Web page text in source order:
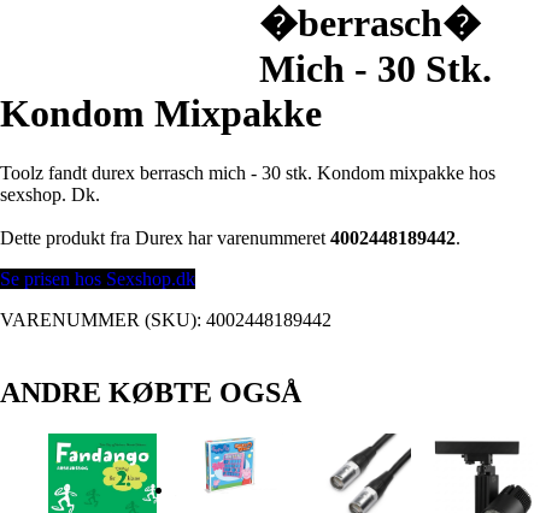
�berrasch�
Mich - 30 Stk.
Kondom Mixpakke
Toolz fandt durex berrasch mich - 30 stk. Kondom mixpakke hos
sexshop. Dk.
Dette produkt fra Durex har varenummeret 4002448189442.
Se prisen hos Sexshop.dk
VARENUMMER (SKU): 4002448189442
ANDRE KØBTE OGSÅ